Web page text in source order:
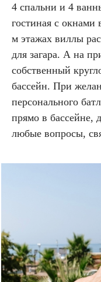
4 спальни и 4
гостиная с
м этажах виллы
для загара. А на
собственный
бассейн. При
персонального
прямо в бассейне,
любые вопросы,